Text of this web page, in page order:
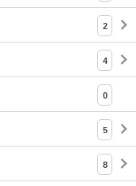
2
4
0
5
8